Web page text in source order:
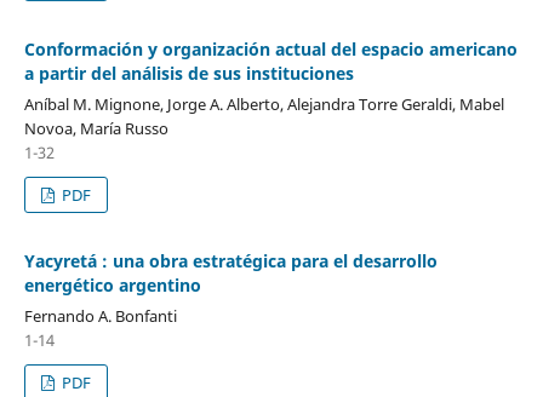
Conformación y organización actual del espacio americano
a partir del análisis de sus instituciones
Aníbal M. Mignone, Jorge A. Alberto, Alejandra Torre Geraldi, Mabel
Novoa, María Russo
1-32
PDF
Yacyretá : una obra estratégica para el desarrollo
energético argentino
Fernando A. Bonfanti
1-14
PDF